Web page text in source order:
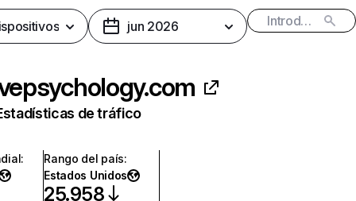
jun 2026
de tráfico
: Rango del país:
Estados Unidos
25.958